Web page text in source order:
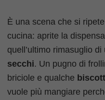
È una scena che si
cucina: aprite la
quell’ultimo rimasuglio
secchi. Un pugno di
briciole e qualche
vuole più mangiare